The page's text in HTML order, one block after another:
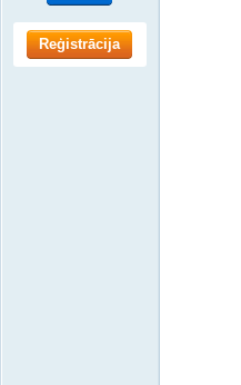
Reģistrācija